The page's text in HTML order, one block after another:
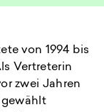
von 1994 bis
Vertreterin
zwei Jahren
gewählt